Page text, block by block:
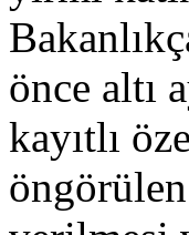
önce altı
kayıtlı